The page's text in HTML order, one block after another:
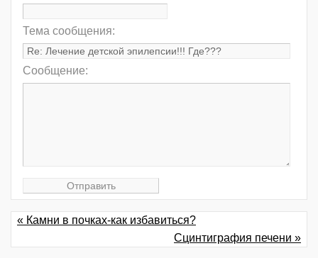
Тема сообщения:
Сообщение:
« Камни в почках-как избавиться?
Сцинтиграфия печени »